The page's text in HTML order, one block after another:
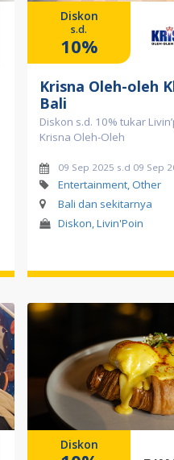
Diskon
s.d.
10%
Krisna Oleh-oleh
Bali
Diskon s.d. 10% tukar
Krisna Oleh-Oleh
09 Sep 2025 s.d 09 Sep
Entertainment, Other
Bali dan sekitarnya
Diskon, Livin'Poin
Diskon